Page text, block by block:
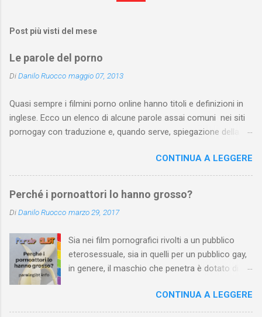
Post più visti del mese
Le parole del porno
DiDanilo Ruocco maggio 07, 2013
Quasi sempre i filmini porno online hanno titoli e definizioni in
inglese. Ecco un elenco di alcune parole assai comuni nei siti
pornogay con traduzione e, quando serve, spiegazione della
“specifiche” e, ovviamente, le parole del lessico quotidiano che
non si riferiscono a una pratica sessuale. L’elenco può essere
arricchito e corretto dai vostri suggerimenti. Attenzione : se
prosegui la lettura, sappi che ti troverai a leggere parole assai
esplicite.
CONTINUA A LEGGERE
Perché i pornoattori lo hanno grosso?
DiDanilo Ruocco marzo 29, 2017
Sia nei film pornografici rivolti a un pubblico
eterosessuale, sia in quelli per un pubblico gay,
in genere, il maschio che penetra è dotato di un
ne esaltano la grandezza e l’attrice o l’attore
che lo riceve, di solito, ne valorizza le misure o
CONTINUA A LEGGERE